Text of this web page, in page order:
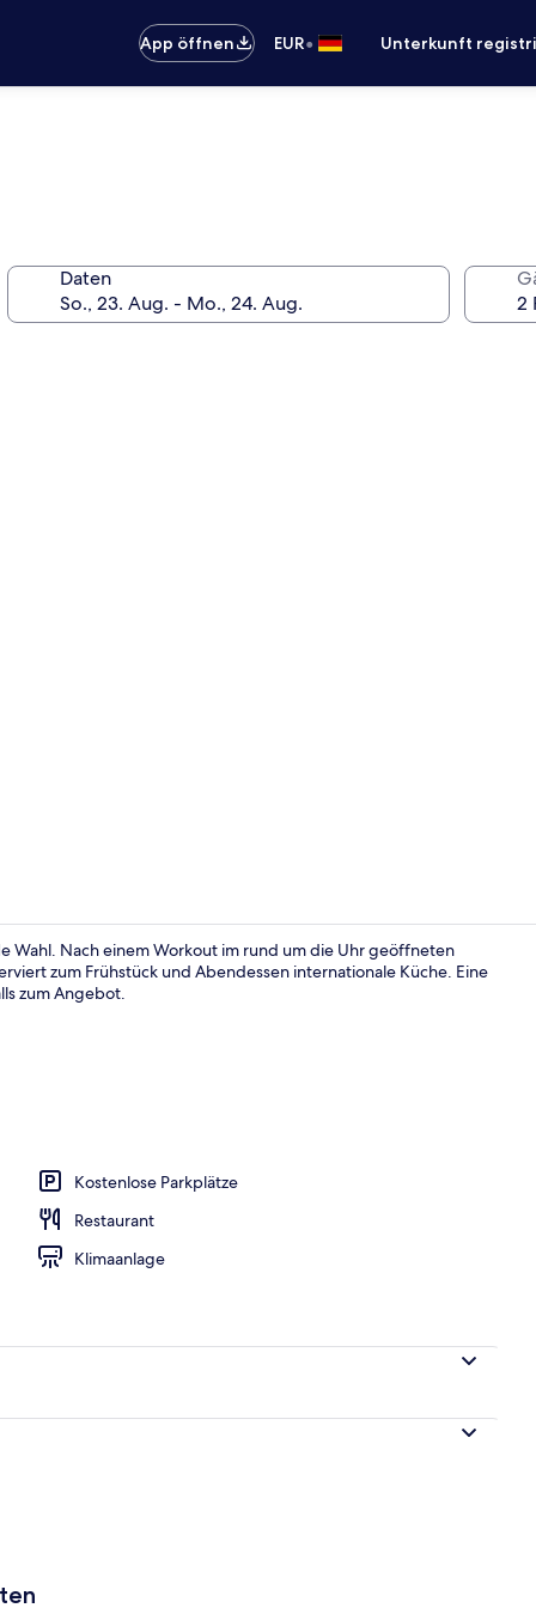
App öffnen EUR• Unterkunft
Daten
Wahl. Nach einem Workout im rund um die Uhr geöffneten
zum Frühstück und Abendessen internationale Küche. Eine
zum Angebot.
Kostenlose Parkplätze
Restaurant
Klimaanlage